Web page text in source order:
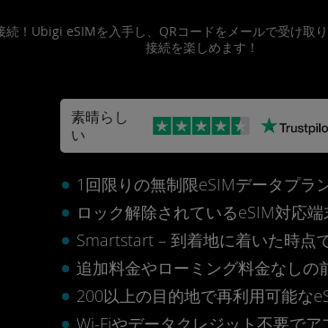
！Ubigi eSIMを入手し、QRコードをメールで受け取
接続を楽しめます！
素晴らし
い
1回限りの無制限eSIMデータプラン
ロック解除されているeSIM対応
Smartstart – 到着地に着いた時点
追加料金やローミング料金なしの
200以上の目的地で再利用可能な
Wi-Fiやデータクレジット不要でア